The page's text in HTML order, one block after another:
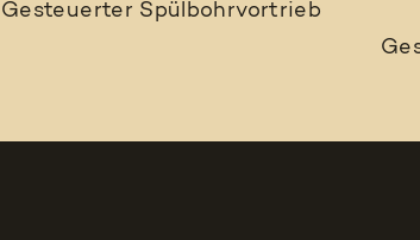
Gesteuerter Spülbohrvortrieb